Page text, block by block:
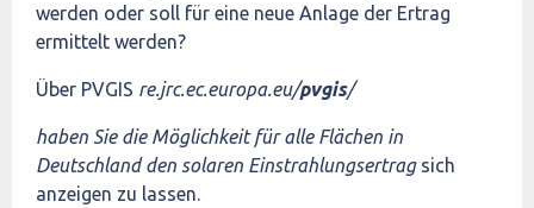
werden oder soll für eine neue Anlage der Ertrag
ermittelt werden?
Über PVGIS re.jrc.ec.europa.eu/pvgis/
haben Sie die Möglichkeit für alle Flächen in
Deutschland den solaren Einstrahlungsertrag sich
anzeigen zu lassen.